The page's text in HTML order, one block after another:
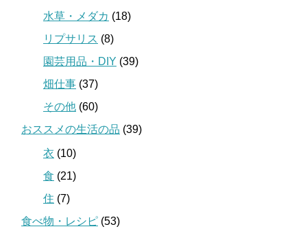
水草・メダカ (18)
リプサリス (8)
園芸用品・DIY (39)
畑仕事 (37)
その他 (60)
おススメの生活の品 (39)
衣 (10)
食 (21)
住 (7)
食べ物・レシピ (53)